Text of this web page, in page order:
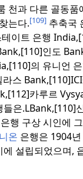
천과 다른 골동품
는다.[109] 추축국
이트 은행
인도
의 유니언
스
카루르
은.LBank,[110]
행 구상 시인에
온 은행은 1904
설립되었으며,